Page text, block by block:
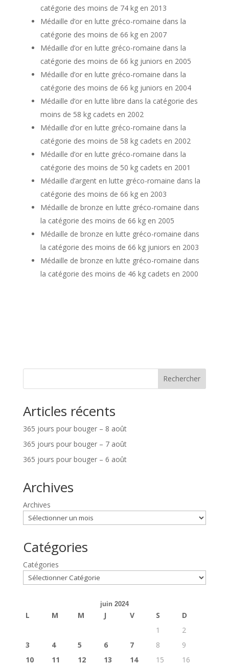
catégorie des moins de 74 kg en 2013
Médaille d’or en lutte gréco-romaine dans la
catégorie des moins de 66 kg en 2007
Médaille d’or en lutte gréco-romaine dans la
catégorie des moins de 66 kg juniors en 2005
Médaille d’or en lutte gréco-romaine dans la
catégorie des moins de 66 kg juniors en 2004
Médaille d’or en lutte libre dans la catégorie des
moins de 58 kg cadets en 2002
Médaille d’or en lutte gréco-romaine dans la
catégorie des moins de 58 kg cadets en 2002
Médaille d’or en lutte gréco-romaine dans la
catégorie des moins de 50 kg cadets en 2001
Médaille d’argent en lutte gréco-romaine dans la
catégorie des moins de 66 kg en 2003
Médaille de bronze en lutte gréco-romaine dans
la catégorie des moins de 66 kg en 2005
Médaille de bronze en lutte gréco-romaine dans
la catégorie des moins de 66 kg juniors en 2003
Médaille de bronze en lutte gréco-romaine dans
la catégorie des moins de 46 kg cadets en 2000
Rechercher
Articles récents
365 jours pour bouger – 8 août
365 jours pour bouger – 7 août
365 jours pour bouger – 6 août
Archives
Archives
Catégories
Catégories
juin 2024
L M M J V S
D
1
2
3
4 5 6 7 8
9
10
11 12 13 14 15 16